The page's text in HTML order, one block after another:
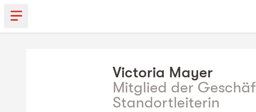
Victoria Mayer
Mitglied der
Standortleiterin